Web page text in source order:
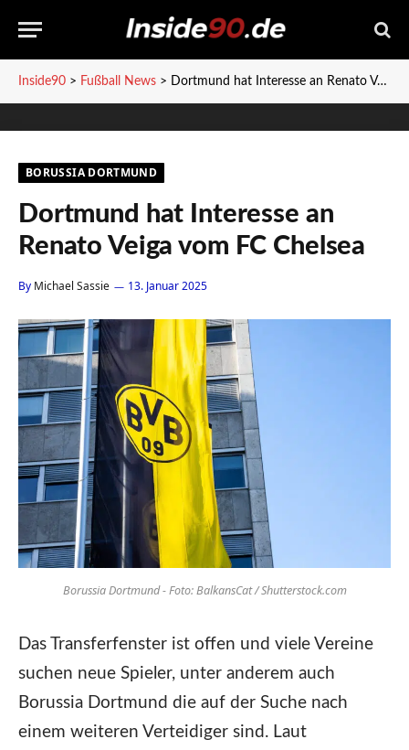
Inside90 > Fußball News > Dortmund hat Interesse an Renato Veiga vom FC Chelsea
BORUSSIA DORTMUND
Dortmund hat Interesse an
Renato Veiga vom FC Chelsea
By Michael Sassie 13. Januar 2025
Borussia Dortmund - Foto: BalkansCat / Shutterstock.com
Das Transferfenster ist offen und viele Vereine
suchen neue Spieler, unter anderem auch
Borussia Dortmund die auf der Suche nach
einem weiteren Verteidiger sind. Laut